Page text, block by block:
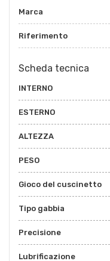
Marca
Riferimento
Scheda tecnica
INTERNO
ESTERNO
ALTEZZA
PESO
Gioco del cuscinetto
Tipo gabbia
Precisione
Lubrificazione